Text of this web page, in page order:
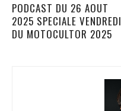
PODCAST DU 26 AOUT
2025 SPECIALE VENDREDI
DU MOTOCULTOR 2025